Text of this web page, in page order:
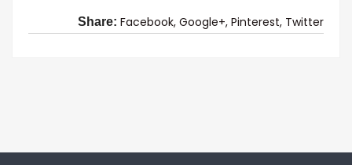
Share: Facebook, Google+, Pinterest, Twitter